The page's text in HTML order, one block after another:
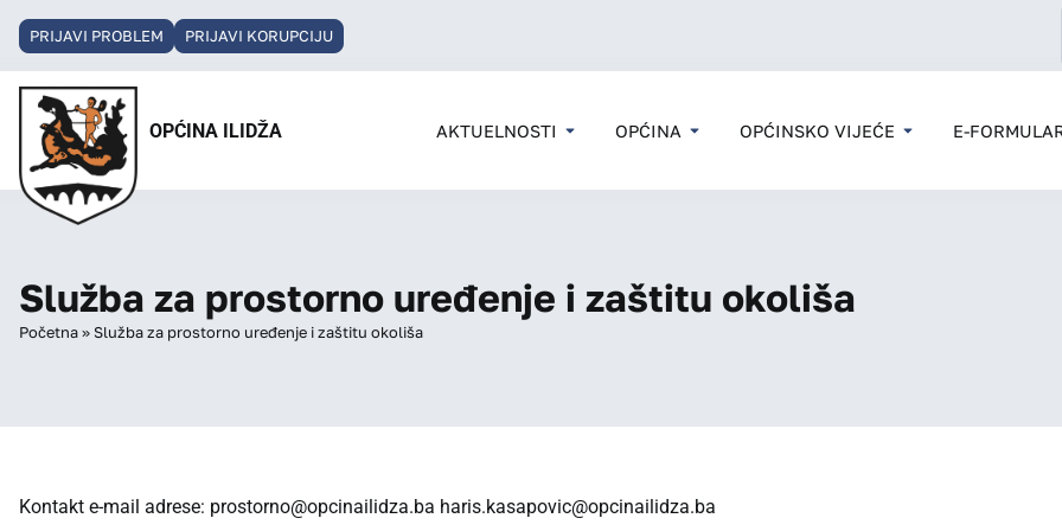
PRIJAVI PROBLEM PRIJAVI KORUPCIJU
OPĆINA ILIDŽA AKTUELNOSTI OPĆINA OPĆINSKO VIJEĆE E-
Služba za prostorno uređenje i zaštitu okoliša
Početna» Služba za prostorno uređenje i zaštitu okoliša
Kontakt e-mail adrese: prostorno@opcinailidza.ba haris.kasapovic@opcinailidza.ba